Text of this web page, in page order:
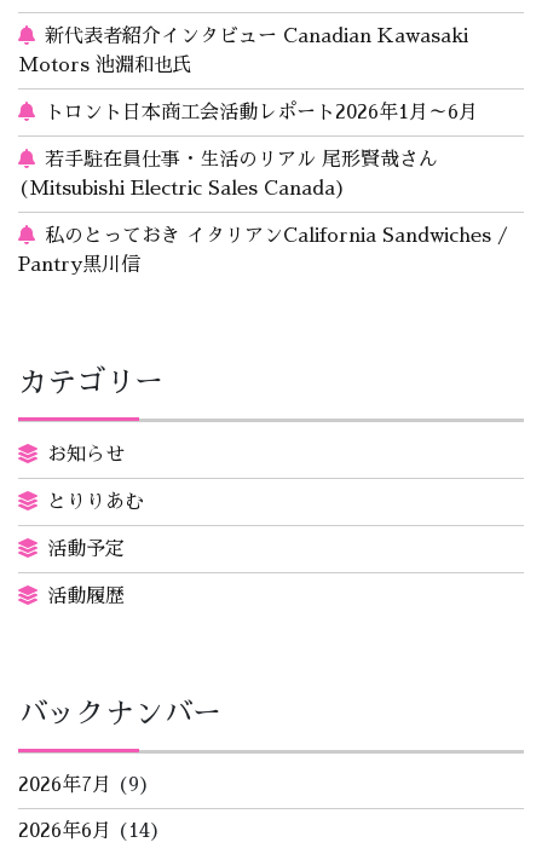
新代表者紹介インタビュー Canadian Kawasaki
Motors 池淵和也氏
トロント日本商工会活動レポート2026年1月～6月
若手駐在員仕事・生活のリアル 尾形賢哉さん
(Mitsubishi Electric Sales Canada)
私のとっておき イタリアンCalifornia Sandwiches /
Pantry黒川信
カテゴリー
お知らせ
とりりあむ
活動予定
活動履歴
バックナンバー
2026年7月 (9)
2026年6月 (14)